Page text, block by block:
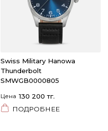
Swiss Military Hanowa
Thunderbolt
SMWGB0000805
Цена 130 200 тг.
ПОДРОБНЕЕ